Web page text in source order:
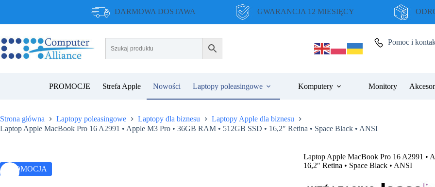
DARMOWA DOSTAWA GWARANCJA 12 MIESIĘCY
Pomoc i
PROMOCJE Strefa Apple Nowości Laptopy poleasingowe Komputery Monitory
Strona główna Laptopy poleasingowe Laptopy dla biznesu
Laptopy Apple dla biznesu
Laptop Apple MacBook Pro 16 A2991 • Apple M3 Pro • 36GB RAM • 512GB SSD • 16,2″ Retina • Space Black • ANSI
PROMOCJA
Laptop Apple MacBook Pro 16 A2991 •
16,2″ Retina • Space Black • ANSI